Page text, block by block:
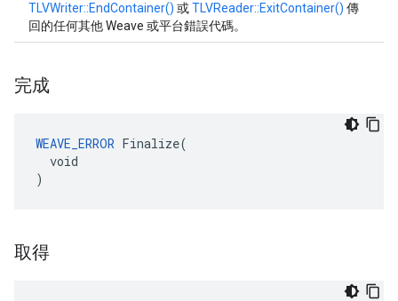
TLVWriter::EndContainer() 或TLVReader::ExitContainer() 傳
回的任何其他 Weave 或平台錯誤代碼。
完成
WEAVE_ERROR Finalize(
  void
)
取得